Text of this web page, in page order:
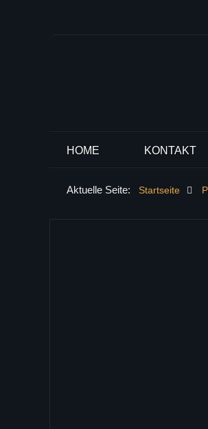
HOME KONTAKT
Aktuelle Seite: Startseite